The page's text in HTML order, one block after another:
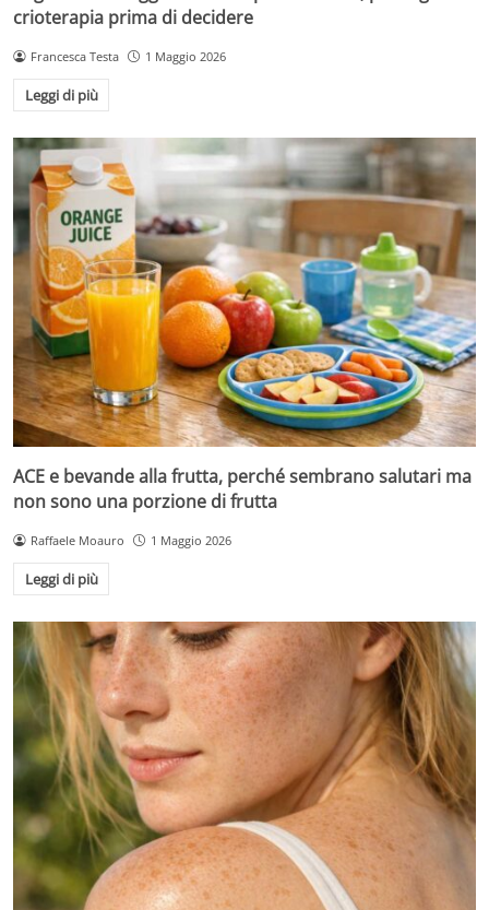
crioterapia prima di decidere
Francesca Testa 1 Maggio 2026
Leggi di più
ACE e bevande alla frutta, perché sembrano salutari ma
non sono una porzione di frutta
Raffaele Moauro 1 Maggio 2026
Leggi di più